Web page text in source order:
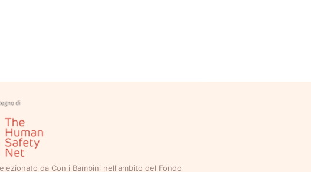
da Con i Bambini nell'ambito del Fondo